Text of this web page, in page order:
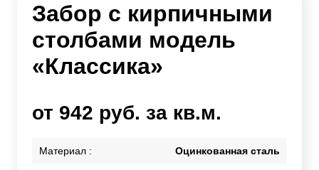
Забор с кирпичными
столбами модель
«Классика»
от 942 руб. за кв.м.
Материал : Оцинкованная сталь